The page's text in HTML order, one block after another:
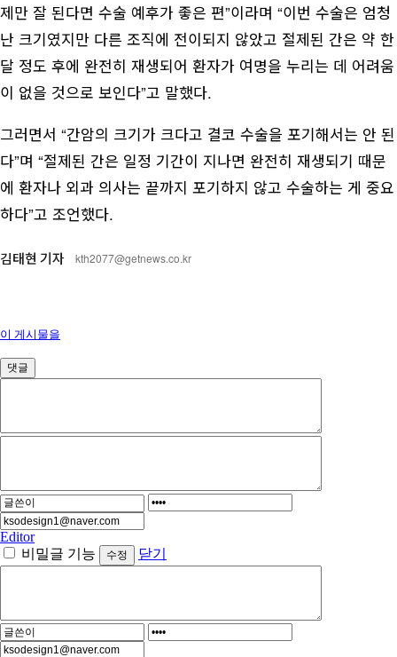
제만 잘 된다면 수술 예후가 좋은 편”이라며 “이번 수술은 엄청
난 크기였지만 다른 조직에 전이되지 않았고 절제된 간은 약 한
달 정도 후에 완전히 재생되어 환자가 여명을 누리는 데 어려움
이 없을 것으로 보인다”고 말했다.
그러면서 “간암의 크기가 크다고 결코 수술을 포기해서는 안 된
다”며 “절제된 간은 일정 기간이 지나면 완전히 재생되기 때문
에 환자나 외과 의사는 끝까지 포기하지 않고 수술하는 게 중요
하다”고 조언했다.
김태현 기자 kth2077@getnews.co.kr
이 게시물을
댓글
Editor
비밀글 기능
닫기